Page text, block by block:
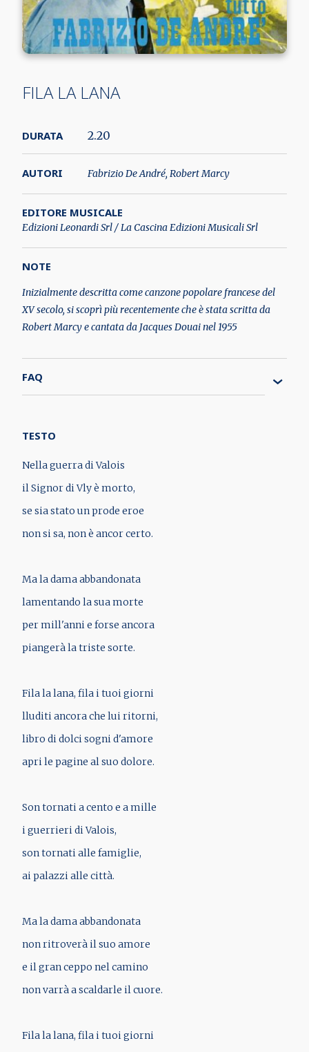
FILA LA LANA
DURATA 2.20
AUTORI Fabrizio De André, Robert Marcy
EDITORE MUSICALE
Edizioni Leonardi Srl / La Cascina Edizioni Musicali Srl
NOTE
Inizialmente descritta come canzone popolare francese del
XV secolo, si scoprì più recentemente che è stata scritta da
Robert Marcy e cantata da Jacques Douai nel 1955
FAQ
TESTO
Nella guerra di Valois
il Signor di Vly è morto,
se sia stato un prode eroe
non si sa, non è ancor certo.
Ma la dama abbandonata
lamentando la sua morte
per mill'anni e forse ancora
piangerà la triste sorte.
Fila la lana, fila i tuoi giorni
lluditi ancora che lui ritorni,
libro di dolci sogni d'amore
apri le pagine al suo dolore.
Son tornati a cento e a mille
i guerrieri di Valois,
son tornati alle famiglie,
ai palazzi alle città.
Ma la dama abbandonata
non ritroverà il suo amore
e il gran ceppo nel camino
non varrà a scaldarle il cuore.
Fila la lana, fila i tuoi giorni